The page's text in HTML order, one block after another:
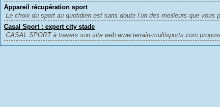
Appareil récupération sport
Le choix du sport au quotidien est sans doute l’un des meilleurs que vous
Casal Sport : expert city stade
CASAL SPORT à travers son site web www.terrain-multisports.com